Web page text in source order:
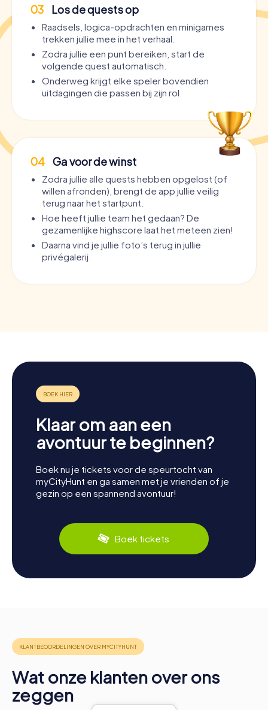
03 Los de quests op
Raadsels, logica-opdrachten en minigames
trekken jullie mee in het verhaal.
Zodra jullie een punt bereiken, start de
volgende quest automatisch.
Onderweg krijgt elke speler bovendien
uitdagingen die passen bij zijn rol.
04 Ga voor de winst
Zodra jullie alle quests hebben opgelost (of
willen afronden), brengt de app jullie veilig
terug naar het startpunt.
Hoe heeft jullie team het gedaan? De
gezamenlijke highscore laat het meteen zien!
Daarna vind je jullie foto’s terug in jullie
privégalerij.
Klaar om aan een
avontuur te beginnen?
Boek nu je tickets voor de speurtocht van
myCityHunt en ga samen met je vrienden of je
gezin op een spannend avontuur!
Boek tickets
Wat onze klanten over ons
zeggen